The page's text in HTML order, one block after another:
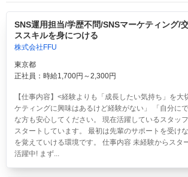
SNS運用担当/学歴不問/SNSマーケティング/
ススキルを身につける
株式会社FFU
東京都
正社員：時給1,700円～2,300円
【仕事内容】<経験よりも「成長したい気持ち」を大
ケティングに興味はあるけど経験がない」 「自分に
な方も安心してください。 現在活躍しているスタッ
スタートしています。 最初は先輩のサポートを受け
を覚えていける環境です。 仕事内容 未経験からスタ
活躍中! まず...